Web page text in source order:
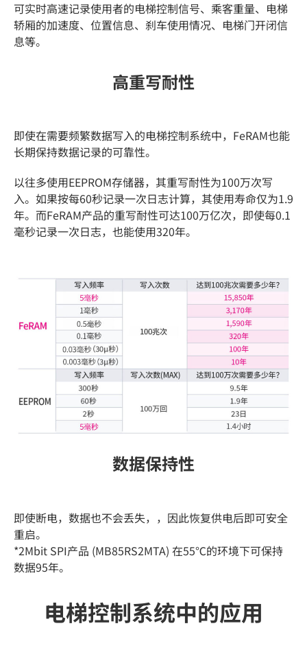
可实时高速记录使用者的电梯控制信号、乘客重量、电梯
轿厢的加速度、位置信息、刹车使用情况、电梯门开闭信
息等。
高重写耐性
即使在需要频繁数据写入的电梯控制系统中，FeRAM也能
长期保持数据记录的可靠性。
以往多使用EEPROM存储器，其重写耐性为100万次写
入。如果按每60秒记录一次日志计算，其使用寿命仅为1.9
年。而FeRAM产品的重写耐性可达100万亿次，即使每0.1
毫秒记录一次日志，也能使用320年。
数据保持性
即使断电，数据也不会丢失，，因此恢复供电后即可安全
重启。
*2Mbit SPI产品 (MB85RS2MTA) 在55℃的环境下可保持
数据95年。
电梯控制系统中的应用